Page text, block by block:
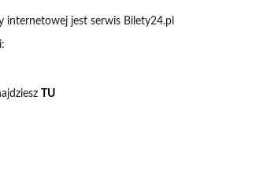
internetowej jest serwis Bilety24.pl
TU